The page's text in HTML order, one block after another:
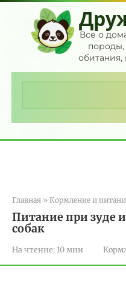
Перейти
контенту
Все о
обитания,
Главная » Кормление и
Питание при зуде
собак
На чтение: 10 мин